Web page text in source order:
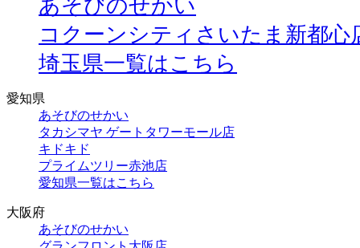
あそびのせかい
コクーンシティさいたま新都心
埼玉県一覧はこちら
愛知県
あそびのせかい
タカシマヤ ゲートタワーモール店
キドキド
プライムツリー赤池店
愛知県一覧はこちら
大阪府
あそびのせかい